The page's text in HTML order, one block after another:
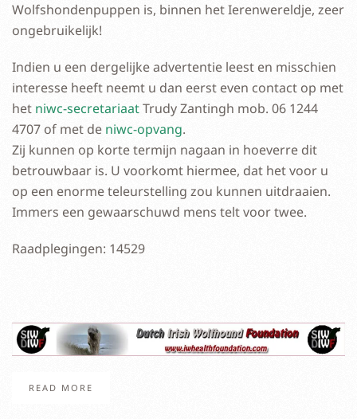
Wolfshondenpuppen is, binnen het Ierenwereldje, zeer
ongebruikelijk!
Indien u een dergelijke advertentie leest en misschien
interesse heeft neemt u dan eerst even contact op met
het niwc-secretariaatTrudy Zantingh mob. 06 1244
4707 of met de niwc-opvang.
Zij kunnen op korte termijn nagaan in hoeverre dit
betrouwbaar is. U voorkomt hiermee, dat het voor u
op een enorme teleurstelling zou kunnen uitdraaien.
Immers een gewaarschuwd mens telt voor twee.
Raadplegingen: 14529
READ MORE